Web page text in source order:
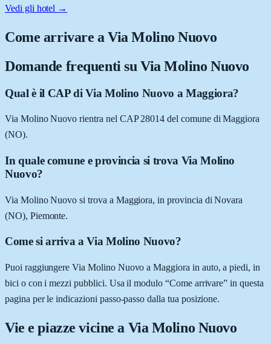
Vedi gli hotel →
Come arrivare aVia Molino Nuovo
Domande frequenti su Via Molino Nuovo
Qual è il CAP di Via Molino Nuovo a Maggiora?
Via Molino Nuovo rientra nel CAP 28014 del comune di Maggiora
(NO).
In quale comune e provincia si trova Via Molino
Nuovo?
Via Molino Nuovo si trova a Maggiora, in provincia di Novara
(NO), Piemonte.
Come si arriva a Via Molino Nuovo?
Puoi raggiungere Via Molino Nuovo a Maggiora in auto, a piedi, in
bici o con i mezzi pubblici. Usa il modulo “Come arrivare” in questa
pagina per le indicazioni passo-passo dalla tua posizione.
Vie e piazze vicine a Via Molino Nuovo